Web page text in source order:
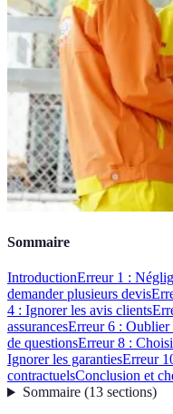
Sommaire
IntroductionErreur 1 :
demander plusieurs devis
4 : Ignorer les avis clients
assurancesErreur 6 : Oublier
de questionsErreur 8 :
Ignorer les garantiesErreur
contractuelsConclusion et
Sommaire(13 sections)